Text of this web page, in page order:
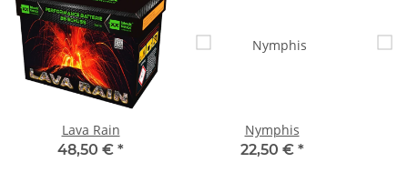
Lava Rain
48,50 € *
Nymphis
22,50 € *